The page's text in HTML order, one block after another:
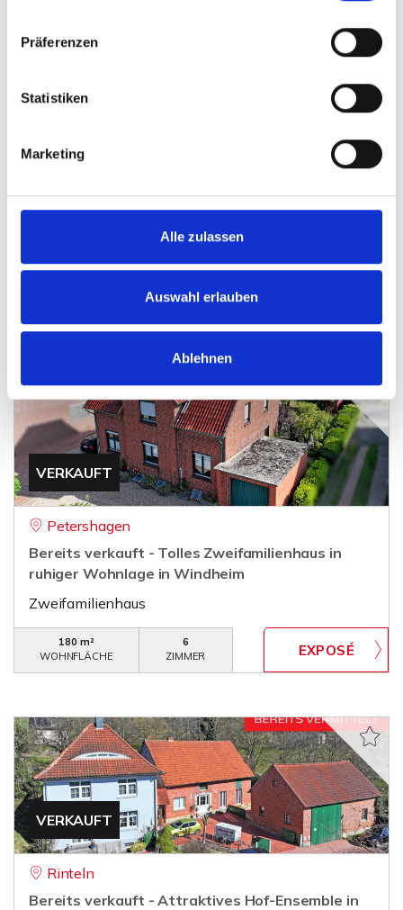
Präferenzen
Statistiken
Marketing
Alle zulassen
Auswahl erlauben
Ablehnen
Bereits verkauft! Wundervolles Anwesen in
6
VERKAUFT
Petershagen
Bereits verkauft - Tolles Zweifamilienhaus in
ruhiger Wohnlage in Windheim
Zweifamilienhaus
180 m²
WOHNFLÄCHE
6
ZIMMER
VERKAUFT
Rinteln
Bereits verkauft - Attraktives Hof-Ensemble in